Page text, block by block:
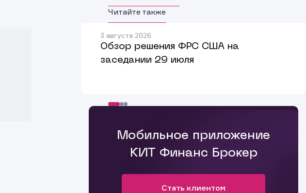
Читайте также
3 августа 2026
Обзор решения ФРС США на
заседании 29 июля
Мобильное приложение
КИТ Финанс Брокер
Стать клиентом